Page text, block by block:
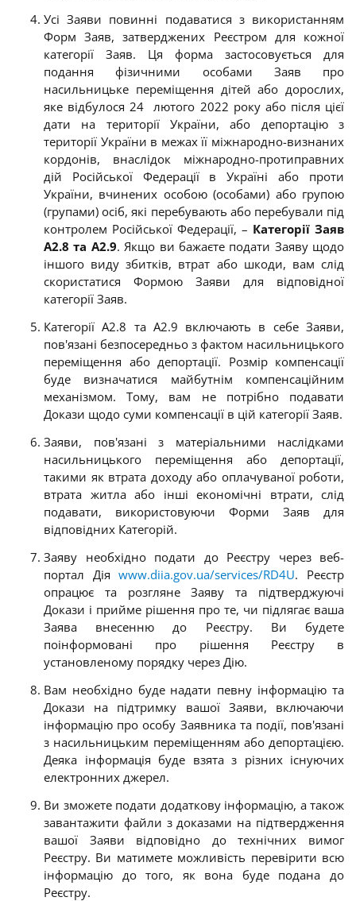
Усі Заяви повинні подаватися з використанням
Форм Заяв, затверджених Реєстром для кожної
категорії Заяв. Ця форма застосовується для
подання фізичними особами Заяв про
насильницьке переміщення дітей або дорослих,
яке відбулося 24 лютого 2022 року або після цієї
дати на території України, або депортацію з
території України в межах її міжнародно-визнаних
кордонів, внаслідок міжнародно-протиправних
дій Російської Федерації в Україні або проти
України, вчинених особою (особами) або групою
(групами) осіб, які перебувають або перебували під
контролем Російської Федерації, – Категорії Заяв
А2.8 та А2.9. Якщо ви бажаєте подати Заяву щодо
іншого виду збитків, втрат або шкоди, вам слід
скористатися Формою Заяви для відповідної
категорії Заяв.
Категорії А2.8 та А2.9 включають в себе Заяви,
пов'язані безпосередньо з фактом насильницького
переміщення або депортації. Розмір компенсації
буде визначатися майбутнім компенсаційним
механізмом. Тому, вам не потрібно подавати
Докази щодо суми компенсації в цій категорії Заяв.
Заяви, пов'язані з матеріальними наслідками
насильницького переміщення або депортації,
такими як втрата доходу або оплачуваної роботи,
втрата житла або інші економічні втрати, слід
подавати, використовуючи Форми Заяв для
відповідних Категорій.
Заяву необхідно подати до Реєстру через веб-
портал Діяwww.diia.gov.ua/services/RD4U. Реєстр
опрацює та розгляне Заяву та підтверджуючі
Докази і прийме рішення про те, чи підлягає ваша
Заява внесенню до Реєстру. Ви будете
поінформовані про рішення Реєстру в
установленому порядку через Дію.
Вам необхідно буде надати певну інформацію та
Докази на підтримку вашої Заяви, включаючи
інформацію про особу Заявника та події, пов'язані
з насильницьким переміщенням або депортацією.
Деяка інформація буде взята з різних існуючих
електронних джерел.
Ви зможете подати додаткову інформацію, а також
завантажити файли з доказами на підтвердження
вашої Заяви відповідно до технічних вимог
Реєстру. Ви матимете можливість перевірити всю
інформацію до того, як вона буде подана до
Реєстру.